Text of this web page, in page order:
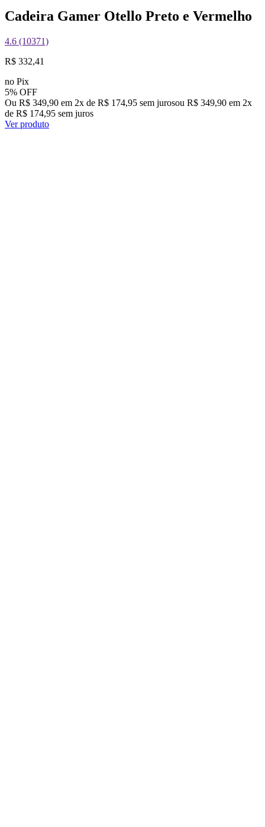
Cadeira Gamer Otello Preto e Vermelho
4.6 (10371)
R$ 332,41
no Pix
5% OFF
Ou R$ 349,90 em 2x de R$ 174,95 sem jurosou R$ 349,90 em 2x
de R$ 174,95 sem juros
Ver produto